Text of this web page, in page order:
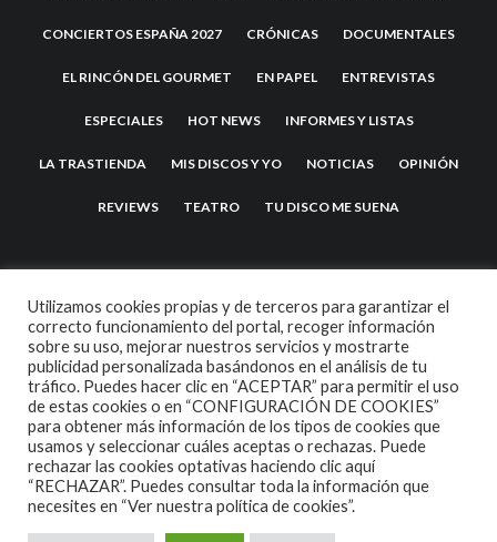
CONCIERTOS ESPAÑA 2027 CRÓNICAS DOCUMENTALES
EL RINCÓN DEL GOURMET EN PAPEL ENTREVISTAS
ESPECIALES HOT NEWS INFORMES Y LISTAS
LA TRASTIENDA MIS DISCOS Y YO NOTICIAS OPINIÓN
REVIEWS TEATRO TU DISCO ME SUENA
2007 COPYRIGHT -CODETIPITHEME
Utilizamos cookies propias y de terceros para garantizar el
correcto funcionamiento del portal, recoger información
sobre su uso, mejorar nuestros servicios y mostrarte
publicidad personalizada basándonos en el análisis de tu
tráfico. Puedes hacer clic en “ACEPTAR” para permitir el uso
de estas cookies o en “CONFIGURACIÓN DE COOKIES”
para obtener más información de los tipos de cookies que
usamos y seleccionar cuáles aceptas o rechazas. Puede
rechazar las cookies optativas haciendo clic aquí
“RECHAZAR”. Puedes consultar toda la información que
necesites en “Ver nuestra política de cookies”.